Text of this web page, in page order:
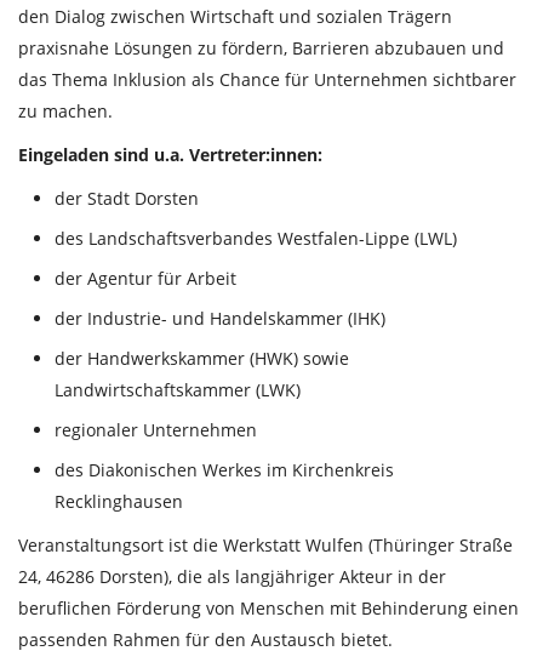
den Dialog zwischen Wirtschaft und sozialen Trägern
praxisnahe Lösungen zu fördern, Barrieren abzubauen und
das Thema Inklusion als Chance für Unternehmen sichtbarer
zu machen.
Eingeladen sind u.a. Vertreter:innen:
der Stadt Dorsten
des Landschaftsverbandes Westfalen-Lippe (LWL)
der Agentur für Arbeit
der Industrie- und Handelskammer (IHK)
der Handwerkskammer (HWK) sowie
Landwirtschaftskammer (LWK)
regionaler Unternehmen
des Diakonischen Werkes im Kirchenkreis
Recklinghausen
Veranstaltungsort ist die Werkstatt Wulfen (Thüringer Straße
24, 46286 Dorsten), die als langjähriger Akteur in der
beruflichen Förderung von Menschen mit Behinderung einen
passenden Rahmen für den Austausch bietet.